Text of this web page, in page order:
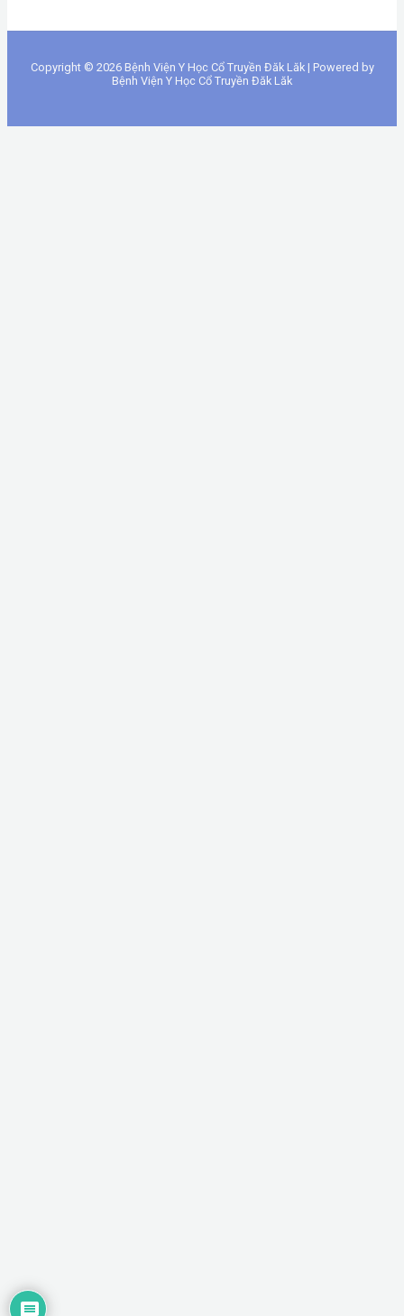
Copyright © 2026 Bệnh Viện Y Học Cổ Truyền Đăk Lăk | Powered by
Bệnh Viện Y Học Cổ Truyền Đăk Lăk